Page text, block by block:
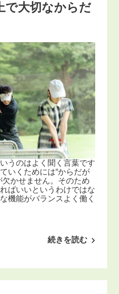
で大切なからだ
うのはよく聞く言葉です
いくためには“からだが
欠かせません。そのため
ばいいというわけではな
機能がバランスよく働く
続きを読む